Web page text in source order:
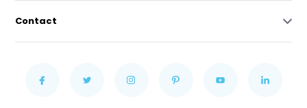
Contact